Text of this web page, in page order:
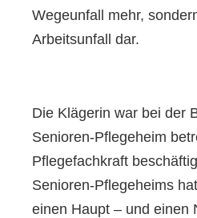
Wegeunfall mehr,
Arbeitsunfall dar.
Die Klägerin war bei der
Senioren-Pflegeheim
Pflegefachkraft
Senioren-Pflegeheims
einen Haupt – und einen